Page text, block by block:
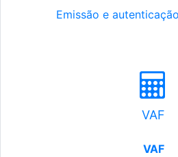
Emissão e
VAF
VAF